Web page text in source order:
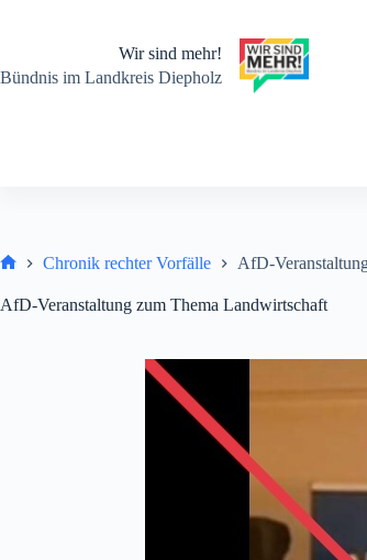
Wir sind mehr!
Bündnis im Landkreis Diepholz
Chronik rechter Vorfälle AfD-
AfD-Veranstaltung zum Thema Landwirtschaft